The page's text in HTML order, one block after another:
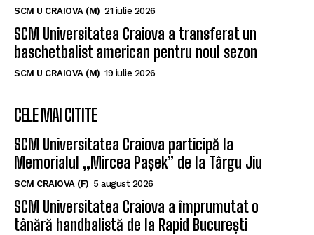
SCM U CRAIOVA (M) 21 iulie 2026
SCM Universitatea Craiova a transferat un
baschetbalist american pentru noul sezon
SCM U CRAIOVA (M) 19 iulie 2026
CELE MAI CITITE
SCM Universitatea Craiova participă la
Memorialul „Mircea Pașek” de la Târgu Jiu
SCM CRAIOVA (F) 5 august 2026
SCM Universitatea Craiova a împrumutat o
tânără handbalistă de la Rapid București